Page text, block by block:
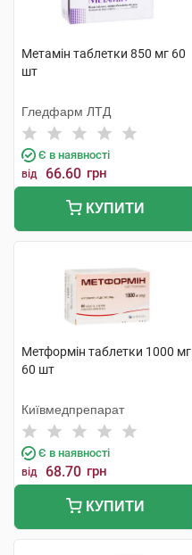
Метамін таблетки 850 мг 60
шт
Гледфарм ЛТД
Є в наявності
від 66.60 грн
КУПИТИ
Метформін таблетки 1000 мг
60 шт
Київмедпрепарат
Є в наявності
від 68.70 грн
КУПИТИ